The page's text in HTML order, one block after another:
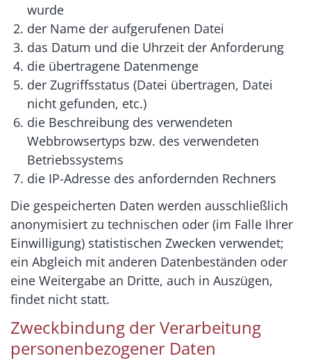
wurde
der Name der aufgerufenen Datei
das Datum und die Uhrzeit der Anforderung
die übertragene Datenmenge
der Zugriffsstatus (Datei übertragen, Datei
nicht gefunden, etc.)
die Beschreibung des verwendeten
Webbrowsertyps bzw. des verwendeten
Betriebssystems
die IP-Adresse des anfordernden Rechners
Die gespeicherten Daten werden ausschließlich
anonymisiert zu technischen oder (im Falle Ihrer
Einwilligung) statistischen Zwecken verwendet;
ein Abgleich mit anderen Datenbeständen oder
eine Weitergabe an Dritte, auch in Auszügen,
findet nicht statt.
Zweckbindung der Verarbeitung
personenbezogener Daten